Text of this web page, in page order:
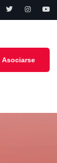
Asociarse